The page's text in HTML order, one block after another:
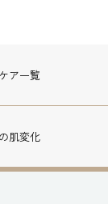
ア一覧
肌変化